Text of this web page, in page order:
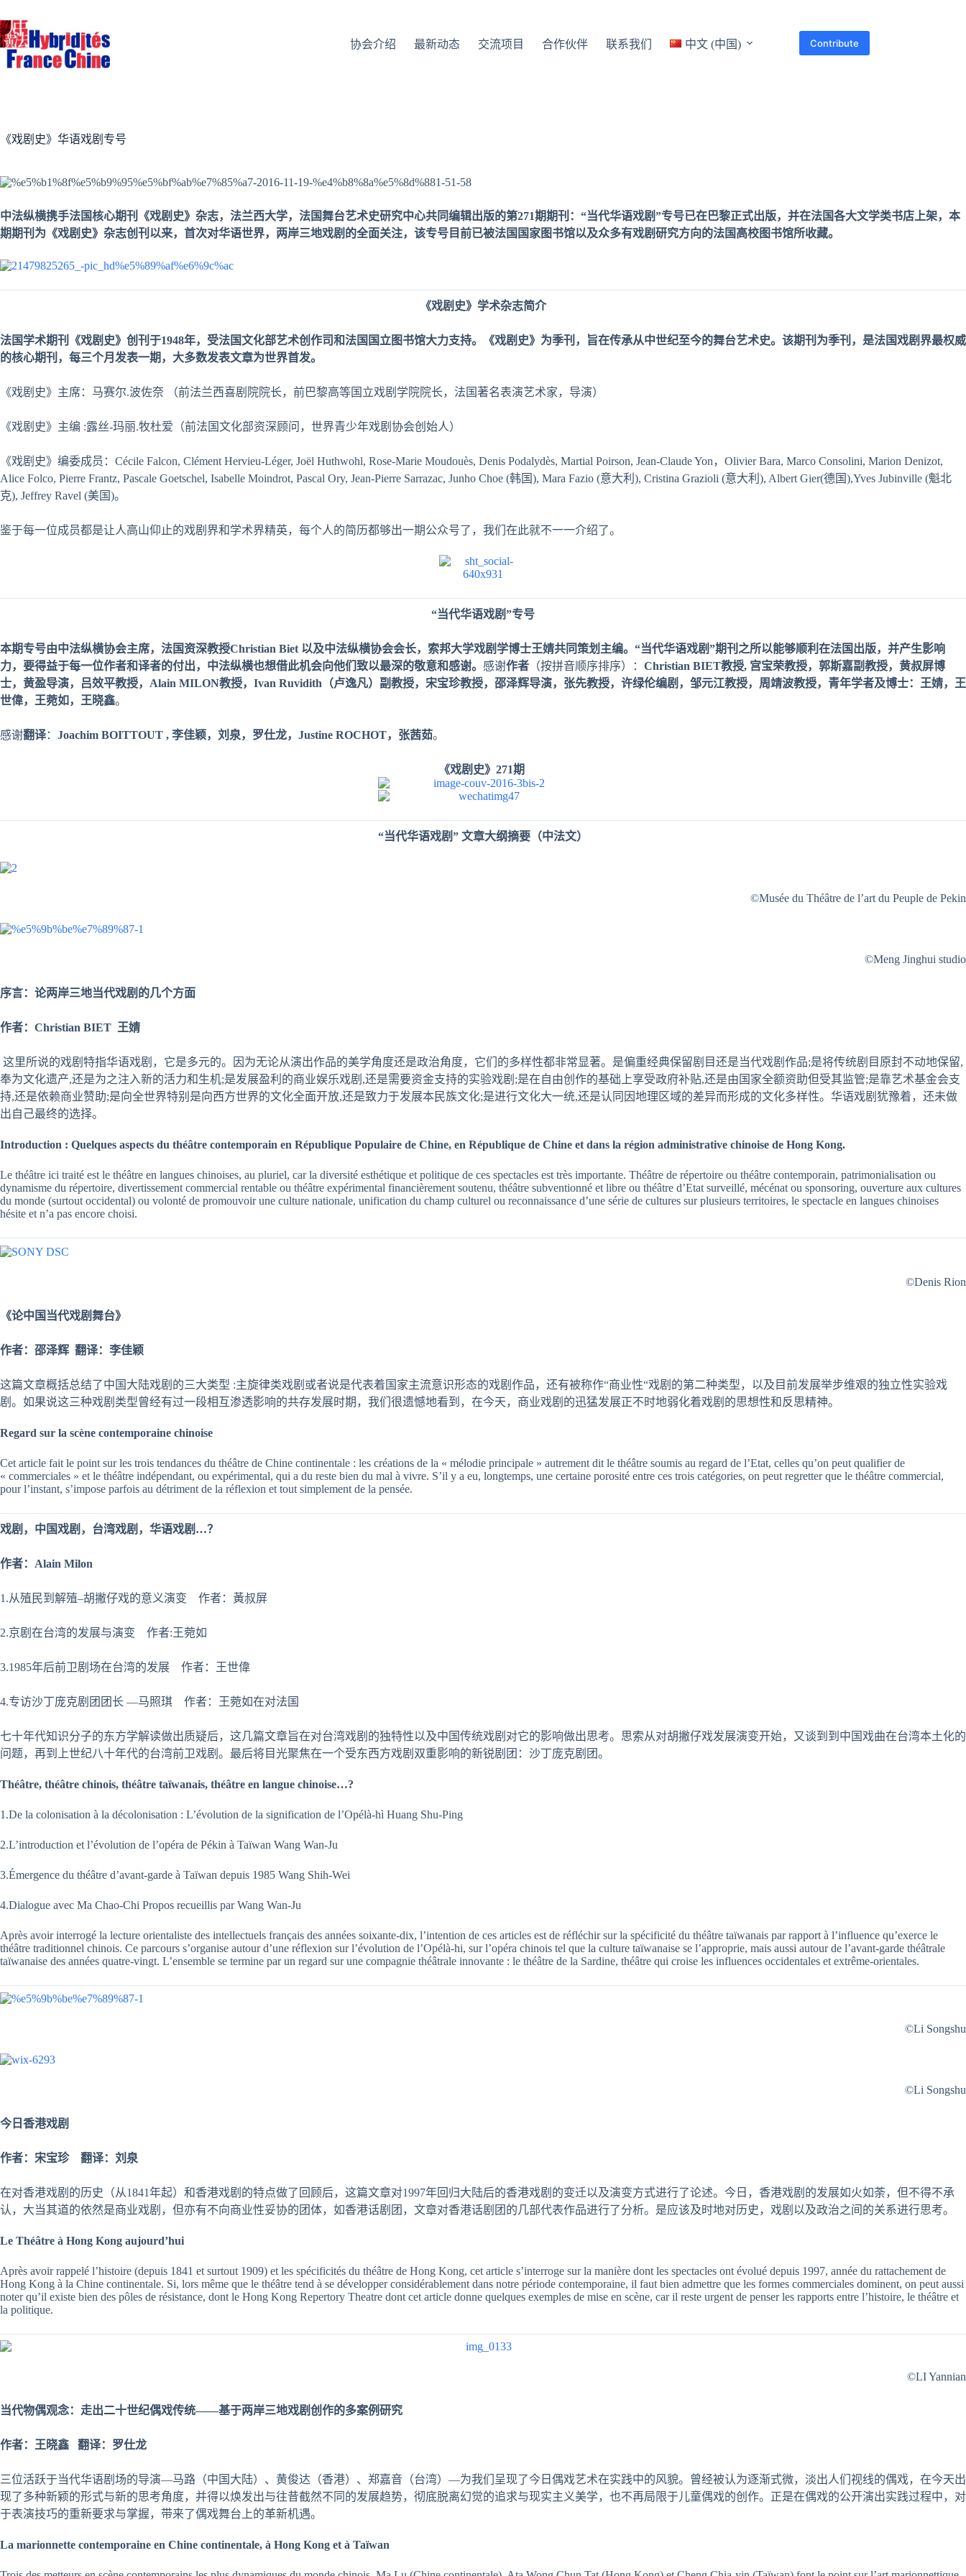
至
内
协会介绍 最新动态 交流项目 合作伙伴 联系我们 中文 (中国) Contribute
《戏剧史》华语戏剧专号
中法纵横携手法国核心期刊《戏剧史》杂志，法兰西大学，法国舞台艺术史研究中心共同编辑出版的第271期期刊：“当代华语戏剧”专号已在巴黎正式出版，并在法国各大文学类书店上架，本
期期刊为《戏剧史》杂志创刊以来，首次对华语世界，两岸三地戏剧的全面关注，该专号目前已被法国国家图书馆以及众多有戏剧研究方向的法国高校图书馆所收藏。
《戏剧 史》学术杂志简介
法国学术期刊《戏剧 史》 创 刊于1948年，受法国文化部艺术创 作司和法国国立图书馆大力支持。《戏剧 史》 为季刊，旨在传承从中世纪至今的舞台艺术史。 该期刊 为季刊，是法国戏剧界最权威
的核心期刊，每三个月 发表一期，大多数发表文章为世界首发。
《戏剧史》主席：马赛尔.波佐奈 （前法兰西喜剧院院长，前巴黎高等国立戏剧学院院长，法国著名表演艺术家，导演）
《戏剧史》主编 :露丝-玛丽.牧杜爱（前法国文化部资深顾问，世界青少年戏剧协会创始人）
《戏剧史》编委成员：Cécile Falcon, Clément Hervieu-Léger, Joël Huthwohl, Rose-Marie Moudouès, Denis Podalydès, Martial Poirson, Jean-Claude Yon，Olivier Bara, Marco Consolini, Marion Denizot,
Alice Folco, Pierre Frantz, Pascale Goetschel, Isabelle Moindrot, Pascal Ory, Jean-Pierre Sarrazac, Junho Choe (韩国), Mara Fazio (意大利), Cristina Grazioli (意大利), Albert Gier(德国),Yves Jubinville (魁北
克), Jeffrey Ravel (美国)。
鉴于每一位成员都是让人高山仰止的戏剧界和学术界精英，每个人的简历都够出一期公众号了，我们在此就不一一介绍了。
“当代华语戏剧”专号
本期专号由中法纵横协会主席，法国资深教授Christian Biet 以及中法纵横协会会长，索邦大学戏剧 学博士王婧共同策划主编。 “当代华语戏剧”期刊之所以能够顺利在法国出版，并产生影响
力，要得益于每一位作者和译者的付出，中法纵横也想借此机会向他们 致以最深的敬意和感谢。 感谢作者 （按拼音顺序排序）： Christian BIET教授, 宫宝荣教授，郭斯嘉副教授，黄叔屏博
士，黄盈导演，吕效平教授， Alain MILON教授， Ivan Ruvidith （卢逸凡）副教授，宋宝珍教授，邵泽辉导演， 张先教授， 许绿伦编剧 ， 邹元江教授，周靖波教授，青年学者及博士：王婧，王
世偉，王菀如，王晓鑫。
感谢翻译： Joachim BOITTOUT , 李佳颖，刘泉，罗仕龙，Justine ROCHOT，张茜茹。
《戏剧史》271期
“当代华语戏剧” 文章大纲摘要（中法文）
©Musée du Théâtre de l’art du Peuple de Pekin
©­­­­­Meng Jinghui studio
序言： 论两岸三地当代戏剧 的几个方面
作者：Christian BIET 王婧
这里所说的戏剧特指华语戏剧，它是多元的。因为无论从演出作品的美学角度还是政治角度，它们的多样性都非常显著。是偏重经典保留剧目还是当代戏剧作品;是将传统剧目原封不动地保留,
奉为文化遗产,还是为之注入新的活力和生机;是发展盈利的商业娱乐戏剧,还是需要资金支持的实验戏剧;是在自由创作的基础上享受政府补贴,还是由国家全额资助但受其监管;是靠艺术基金会支
持,还是依赖商业赞助;是向全世界特别是向西方世界的文化全面开放,还是致力于发展本民族文化;是进行文化大一统,还是认同因地理区域的差异而形成的文化多样性。华语戏剧犹豫着，还未做
出自己最终的选择。
Introduction : Quelques aspects du théâtre contemporain en République Populaire de Chine, en République de Chine et dans la région administrative chinoise de Hong Kong.
Le théâtre ici traité est le théâtre en langues chinoises, au pluriel, car la diversité esthétique et politique de ces spectacles est très importante. Théâtre de répertoire ou théâtre contemporain, patrimonialisation ou
dynamisme du répertoire, divertissement commercial rentable ou théâtre expérimental financièrement soutenu, théâtre subventionné et libre ou théâtre d’Etat surveillé, mécénat ou sponsoring, ouverture aux cultures
du monde (surtout occidental) ou volonté de promouvoir une culture nationale, unification du champ culturel ou reconnaissance d’une série de cultures sur plusieurs territoires, le spectacle en langues chinoises
hésite et n’a pas encore choisi.
©Denis Rion
《论中国当代戏剧舞台》
作者：邵泽辉 翻译：李佳颖
这篇文章概括总结了中国大陆戏剧的三大类型 :主旋律类戏剧或者说是代表着国家主流意识形态的戏剧作品，还有被称作“商业性“戏剧的第二种类型，以及目前发展举步维艰的独立性实验戏
剧。如果说这三种戏剧类型曾经有过一段相互渗透影响的共存发展时期，我们很遗憾地看到，在今天，商业戏剧的迅猛发展正不时地弱化着戏剧的思想性和反思精神。
Regard sur la scène contemporaine chinoise
Cet article fait le point sur les trois tendances du théâtre de Chine continentale : les créations de la « mélodie principale » autrement dit le théâtre soumis au regard de l’Etat, celles qu’on peut qualifier de
« commerciales » et le théâtre indépendant, ou expérimental, qui a du reste bien du mal à vivre. S’il y a eu, longtemps, une certaine porosité entre ces trois catégories, on peut regretter que le théâtre commercial,
pour l’instant, s’impose parfois au détriment de la réflexion et tout simplement de la pensée.
戏剧，中国戏剧，台湾戏剧，华语戏剧 …？
作者： Alain Milon
1.从殖民到解殖–胡撇仔戏的意义演变 作者：黃叔屏
2.京剧在台湾的发展与演变 作者:王菀如
3.1985年后前卫剧场在台湾的发展 作者：王世偉
4.专访沙丁庞克剧团团长 —马照琪 作者：王菀如在对法国
七十年代知识分子的东方学解读做出质疑后，这几篇文章旨在对台湾戏剧的独特性以及中国传统戏剧对它的影响做出思考。思索从对胡撇仔戏发展演变开始，又谈到到中国戏曲在台湾本土化的
问题，再到上世纪八十年代的台湾前卫戏剧。最后将目光聚焦在一个受东西方戏剧双重影响的新锐剧团：沙丁庞克剧团。
Théâtre, théâtre chinois, théâtre taïwanais, théâtre en langue chinoise…?
1.De la colonisation à la décolonisation : L’évolution de la signification de l’Opélà-hì Huang Shu-Ping
2.L’introduction et l’évolution de l’opéra de Pékin à Taïwan Wang Wan-Ju
3.Émergence du théâtre d’avant-garde à Taïwan depuis 1985 Wang Shih-Wei
4.Dialogue avec Ma Chao-Chi Propos recueillis par Wang Wan-Ju
Après avoir interrogé la lecture orientaliste des intellectuels français des années soixante-dix, l’intention de ces articles est de réfléchir sur la spécificité du théâtre taïwanais par rapport à l’influence qu’exerce le
théâtre traditionnel chinois. Ce parcours s’organise autour d’une réflexion sur l’évolution de l’Opélà-hi, sur l’opéra chinois tel que la culture taïwanaise se l’approprie, mais aussi autour de l’avant-garde théâtrale
taïwanaise des années quatre-vingt. L’ensemble se termine par un regard sur une compagnie théâtrale innovante : le théâtre de la Sardine, théâtre qui croise les influences occidentales et extrême-orientales.
©Li Songshu
©Li Songshu
今日香港戏剧
作者：宋宝珍 翻译：刘泉
在对香港戏剧的历史（从1841年起）和香港戏剧的特点做了回顾后，这篇文章对1997年回归大陆后的香港戏剧的变迁以及演变方式进行了论述。今日，香港戏剧的发展如火如荼，但不得不承
认，大当其道的依然是商业戏剧，但亦有不向商业性妥协的团体，如香港话剧团，文章对香港话剧团的几部代表作品进行了分析。是应该及时地对历史，戏剧以及政治之间的关系进行思考。
Le Théâtre à Hong Kong aujourd’hui
Après avoir rappelé l’histoire (depuis 1841 et surtout 1909) et les spécificités du théâtre de Hong Kong, cet article s’interroge sur la manière dont les spectacles ont évolué depuis 1997, année du rattachement de
Hong Kong à la Chine continentale. Si, lors même que le théâtre tend à se développer considérablement dans notre période contemporaine, il faut bien admettre que les formes commerciales dominent, on peut aussi
noter qu’il existe bien des pôles de résistance, dont le Hong Kong Repertory Theatre dont cet article donne quelques exemples de mise en scène, car il reste urgent de penser les rapports entre l’histoire, le théâtre et
la politique.
©LI Yannian
当代物偶观念：走出二十世纪偶戏传统——基于两岸三地戏剧创 作的多案例研究
作者：王晓鑫 翻译：罗仕龙
三位活跃于当代华语剧场的导演—马路（中国大陆）、黄俊达（香港）、郑嘉音（台湾）—为我们呈现了今日偶戏艺术在实践中的风貌。曾经被认为逐渐式微，淡出人们视线的偶戏，在今天出
现了多种新颖的形式与新的思考角度，并得以焕发出与往昔截然不同的发展趋势，彻底脱离幻觉的追求与现实主义美学，也不再局限于儿童偶戏的创作。正是在偶戏的公开演出实践过程中，对
于表演技巧的重新要求与掌握，带来了偶戏舞台上的革新机遇。
La marionnette contemporaine en Chine continentale, à Hong Kong et à Taïwan